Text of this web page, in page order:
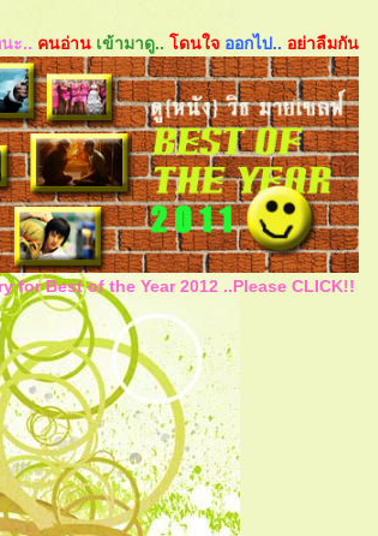
ะ.. คนอ่าน เข้ามาดู.. ดนใจ ออกไป.. อย่าลืมกัน
for Best of the Year 2012 ..Please CLICK!!